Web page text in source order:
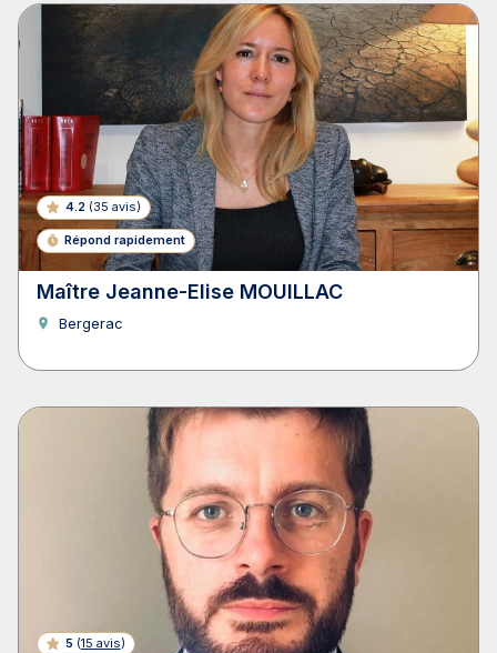
4.2 (35 avis)
Répond rapidement
Maître Jeanne-Elise MOUILLAC
Bergerac
5 (15 avis)